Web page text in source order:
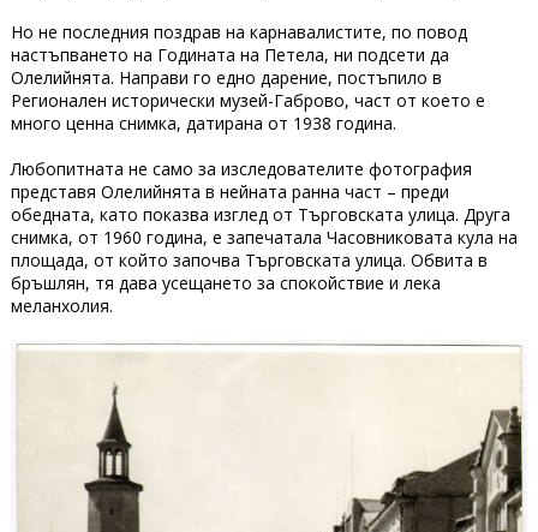
Но не последния поздрав на карнавалистите, по повод
настъпването на Годината на Петела, ни подсети да
Олелийнята. Направи го едно дарение, постъпило в
Регионален исторически музей-Габрово, част от което е
много ценна снимка, датирана от 1938 година.
Любопитната не само за изследователите фотография
представя Олелийнята в нейната ранна част – преди
обедната, като показва изглед от Търговската улица. Друга
снимка, от 1960 година, е запечатала Часовниковата кула на
площада, от който започва Търговската улица. Обвита в
бръшлян, тя дава усещането за спокойствие и лека
меланхолия.